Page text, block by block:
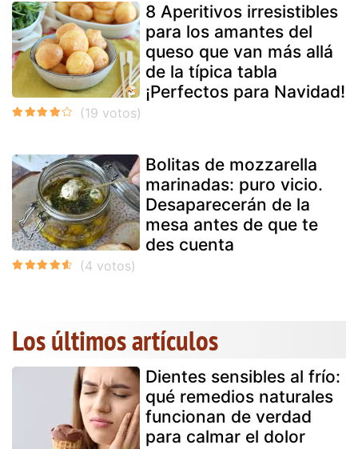
8 Aperitivos irresistibles
para los amantes del
queso que van más allá
de la típica tabla
¡Perfectos para Navidad!
Bolitas de mozzarella
marinadas: puro vicio.
Desaparecerán de la
mesa antes de que te
des cuenta
Los últimos artículos
Dientes sensibles al frío:
qué remedios naturales
funcionan de verdad
para calmar el dolor